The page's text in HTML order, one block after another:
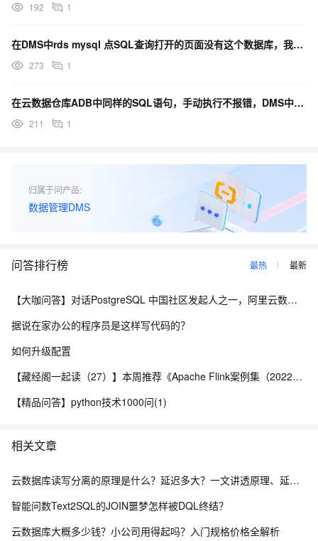
192 1
在DMS中rds mysql 点SQL查询打开的页面没有这个数据库，我要怎么才能选到这个数据库？
273 1
在云数据仓库ADB中同样的SQL语句，手动执行不报错，DMS中调度报错，这个大概是哪方面的原因？
211 1
归属于问产品:
数据管理DMS
问答排行榜 最热 最新
【大咖问答】对话PostgreSQL 中国社区发起人之一，阿里云数据库高级专家 德哥
据说在家办公的程序员是这样写代码的？
如何升级配置
【藏经阁一起读（27）】本周推荐《Apache Flink案例集（2022版）》，你有哪些心得？
【精品问答】python技术1000问(1)
相关文章
云数据库读写分离的原理是什么？延迟多大？一文讲透原理、延迟与落地方案
智能问数Text2SQL的JOIN噩梦怎样被DQL终结？
云数据库大概多少钱？小公司用得起吗？入门规格价格全解析